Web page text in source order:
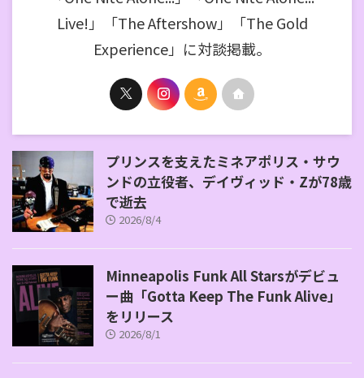
Live!」「The Aftershow」「The Gold
Experience」に対談掲載。
プリンスを支えたミネアポリス・サウ
ンドの立役者、デイヴィッド・Zが78歳
で逝去
2026/8/4
Minneapolis Funk All Starsがデビュ
ー曲「Gotta Keep The Funk Alive」
をリリース
2026/8/1